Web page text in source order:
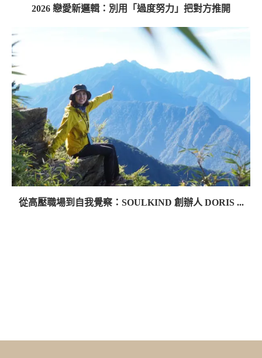
2026 戀愛新邏輯：別用「過度努力」把對方推開
從高壓職場到自我覺察：SOULKIND 創辦人 DORIS ...